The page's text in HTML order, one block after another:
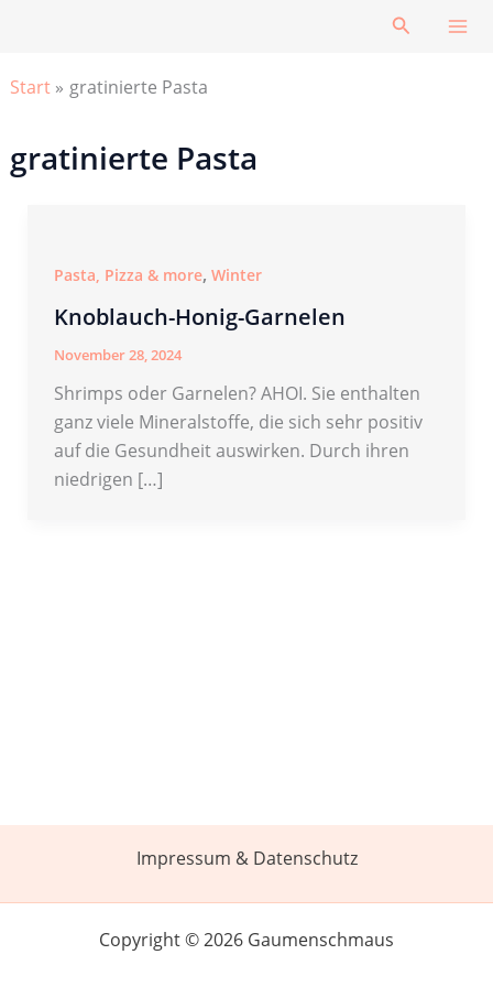
Suchen
Start gratinierte Pasta
gratinierte Pasta
Pasta, Pizza & more, Winter
Knoblauch-Honig-Garnelen
November 28, 2024
Shrimps oder Garnelen? AHOI. Sie enthalten
ganz viele Mineralstoffe, die sich sehr positiv
auf die Gesundheit auswirken. Durch ihren
niedrigen […]
Impressum & Datenschutz
Copyright © 2026 Gaumenschmaus